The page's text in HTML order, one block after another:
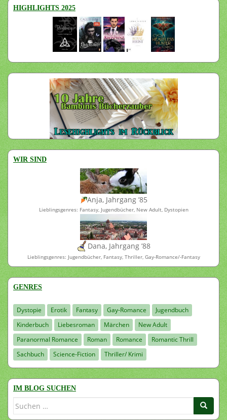
HIGHLIGHTS 2025
WIR SIND
Anja, Jahrgang ’85
Lieblingsgenres: Fantasy, Jugendbücher, New Adult, Dystopien
Dana, Jahrgang ’88
Lieblingsgenres: Jugendbücher, Fantasy, Thriller, Gay-Romance/-Fantasy
GENRES
Dystopie Erotik Fantasy Gay-Romance
Jugendbuch
Kinderbuch
Liebesroman Märchen
New Adult
Paranormal Romance
Roman Romance
Romantic Thrill
Sachbuch
Science-Fiction Thriller/ Krimi
IM BLOG SUCHEN
Suchen